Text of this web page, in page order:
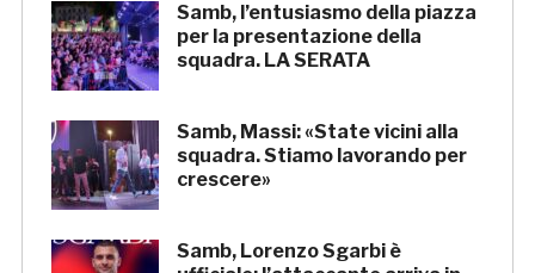
Samb, l’entusiasmo della piazza
per la presentazione della
squadra. LA SERATA
Samb, Massi: «State vicini alla
squadra. Stiamo lavorando per
crescere»
Samb, Lorenzo Sgarbi è